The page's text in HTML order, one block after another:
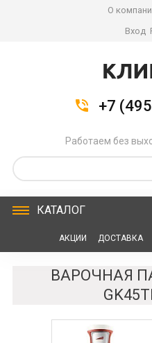
О
Вход
+7
Работаем без
КАТАЛОГ
АКЦИИ ДОСТАВКА
ВАРОЧНАЯ